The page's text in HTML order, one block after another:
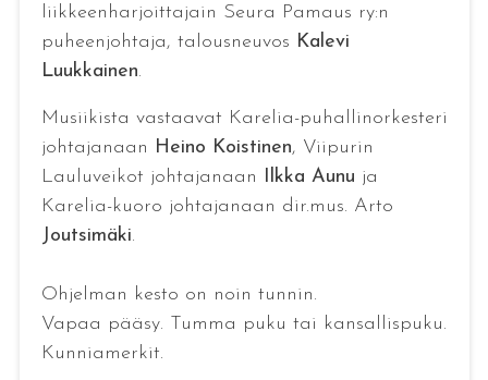
liikkeenharjoittajain Seura Pamaus ry:n
puheenjohtaja, talousneuvos Kalevi
Luukkainen.
Musiikista vastaavat Karelia-puhallinorkesteri
johtajanaan Heino Koistinen, Viipurin
Lauluveikot johtajanaan
Ilkka Aunu ja
Karelia-kuoro johtajanaan dir.mus. Arto
Joutsimäki.
Ohjelman kesto on noin tunnin.
Vapaa pääsy. Tumma puku tai kansallispuku.
Kunniamerkit.